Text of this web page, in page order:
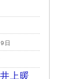
日
上暖